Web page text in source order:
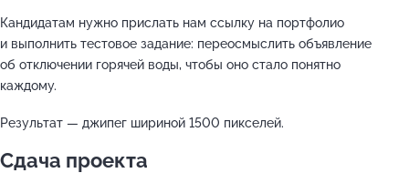
Кандидатам нужно прислать нам ссылку на портфолио
и выполнить тестовое задание: переосмыслить объявление
об отключении горячей воды, чтобы оно стало понятно
каждому.
Результат — джипег шириной 1500 пикселей.
Сдача проекта